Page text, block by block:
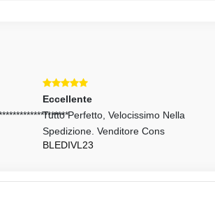
Eccellente
Tutto Perfetto, Velocissimo Nella
Spedizione. Venditore Cons
BLEDIVL23